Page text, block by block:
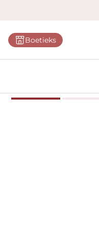
Boetieks